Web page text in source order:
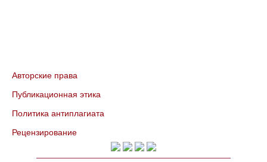
Авторские права
Публикационная этика
Политика антиплагиата
Рецензирование